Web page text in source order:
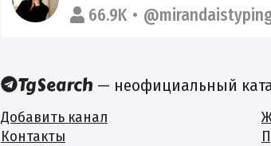
66.9K
— неофициальный
Добавить канал
Контакты